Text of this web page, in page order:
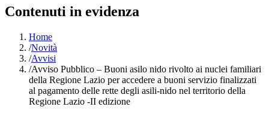
Contenuti in evidenza
Home
/Novità
/Avvisi
/Avviso Pubblico – Buoni asilo nido rivolto ai nuclei familiari
della Regione Lazio per accedere a buoni servizio finalizzati
al pagamento delle rette degli asili-nido nel territorio della
Regione Lazio -II edizione